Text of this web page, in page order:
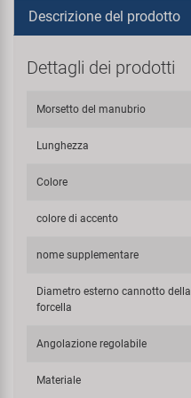
Descrizione del prodotto
Dettagli dei prodotti
Morsetto del manubrio
Lunghezza
Colore
colore di accento
nome supplementare
Diametro esterno cannotto della
forcella
Angolazione regolabile
Materiale